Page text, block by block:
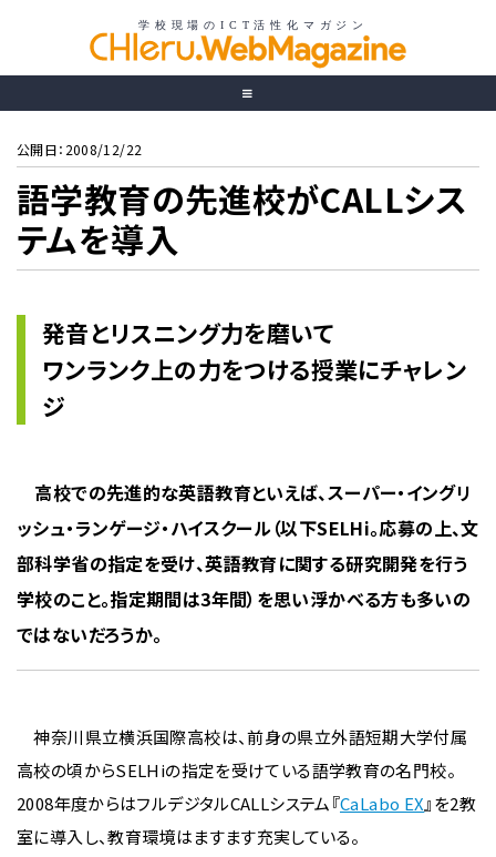
公開日：2008/12/22
語学教育の先進校がCALLシス
テムを導入
発音とリスニング力を磨いて
ワンランク上の力をつける授業にチャレン
ジ
高校での先進的な英語教育といえば、スーパー・イングリ
ッシュ・ランゲージ・ハイスクール（以下SELHi。応募の上、文
部科学省の指定を受け、英語教育に関する研究開発を行う
学校のこと。指定期間は3年間）を思い浮かべる方も多いの
ではないだろうか。
神奈川県立横浜国際高校は、前身の県立外語短期大学付属
高校の頃からSELHiの指定を受けている語学教育の名門校。
2008年度からはフルデジタルCALLシステム『CaLabo EX』を2教
室に導入し、教育環境はますます充実している。